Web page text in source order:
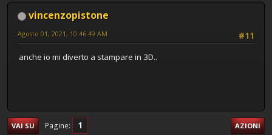
vincenzopistone
#11
Agosto 01, 2021, 10:46:49 AM
anche io mi diverto a stampare in 3D..
VAI SU Pagine 1 AZIONI